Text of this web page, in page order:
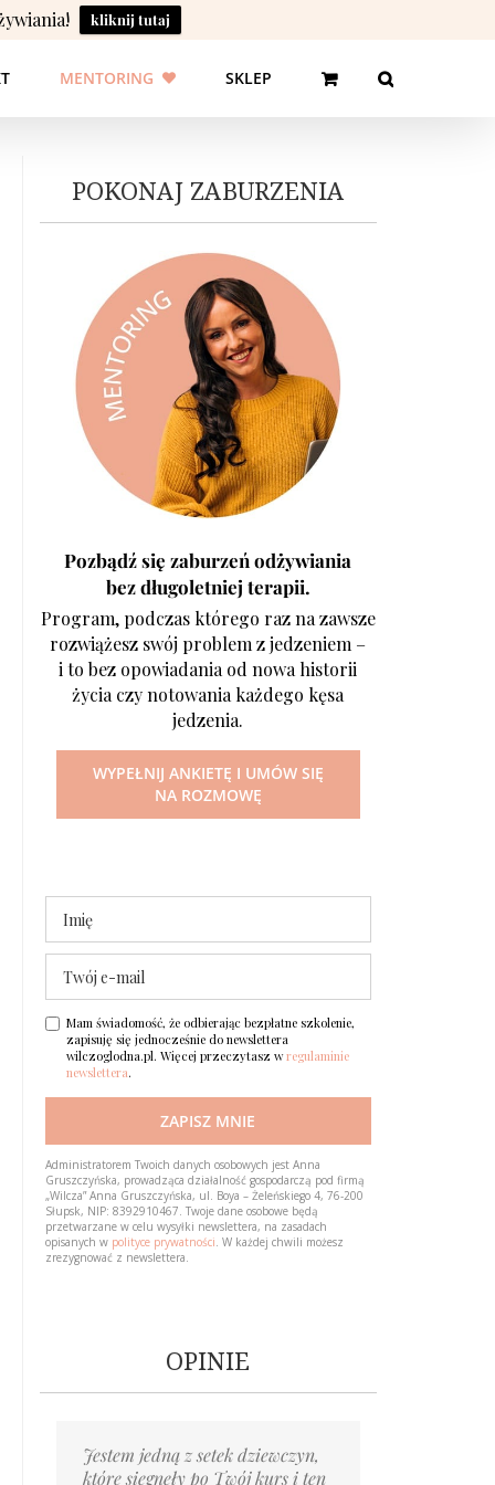
kliknij tutaj
MENTORING SKLEP
POKONAJ ZABURZENIA
Pozbądź się zaburzeń odżywiania
bez długoletniej terapii.
Program, podczas którego raz na zawsze
rozwiążesz swój problem z jedzeniem –
i to bez opowiadania od nowa historii
życia czy notowania każdego kęsa
jedzenia.
WYPEŁNIJ ANKIETĘ I UMÓW SIĘ
NA ROZMOWĘ
Mam świadomość, że odbierając bezpłatne szkolenie,
zapisuję się jednocześnie do newslettera
wilczoglodna.pl. Więcej przeczytasz wregulaminie
newslettera.
ZAPISZ MNIE
Loading…
Administratorem Twoich danych osobowych jest Anna
Gruszczyńska, prowadząca działalność gospodarczą pod firmą
„Wilcza” Anna Gruszczyńska, ul. Boya – Żeleńskiego 4, 76-200
Słupsk, NIP: 8392910467. Twoje dane osobowe będą
przetwarzane w celu wysyłki newslettera, na zasadach
opisanych w polityce prywatności. W każdej chwili możesz
zrezygnować z newslettera.
OPINIE
Jestem jedną z setek dziewczyn,
które sięgnęły po Twój kurs i ten
Piszę po prawie roku. Możesz
mnie nie pamiętać,
Byłaś pierwszą osobą,
której powiedziałem wprost
Gdyby taki kurs pojawił się kiedy
miałam naście lat, to teraz
Mentoring to cenne wskazówki
i wsparcie; jedz wystarczająco,
Ponad rok temu trafiłam
na twój Blog. On pomógł
Nie myślałam, że wyjście
z zaburzeń odżywiania może być
Trzy miesiące temu pisałam
do Ciebie list z błaganiem